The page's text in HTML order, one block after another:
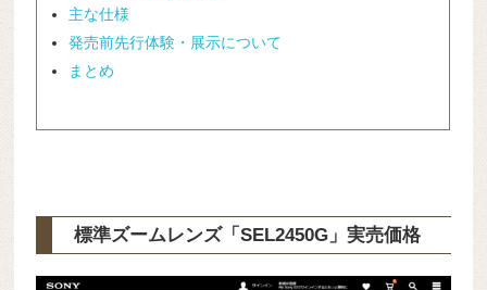
主な仕様
発売前先行体験・展示について
まとめ
標準ズームレンズ「SEL2450G」実売価格